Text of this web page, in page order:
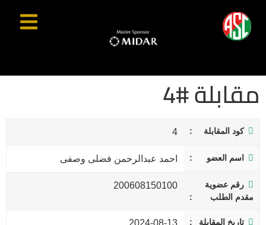
مقابلة #4
كود المقابلة 4
اسم العضو احمد عبدالرحمن فضلى وصفى
رقم عضوية
مقدم الطلب
200608150100
تاريخ المقابلة 2024-08-13